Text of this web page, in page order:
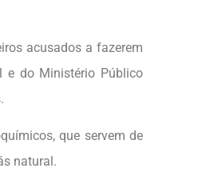
acusados a fazerem
e do Ministério Público
que servem de
natural.